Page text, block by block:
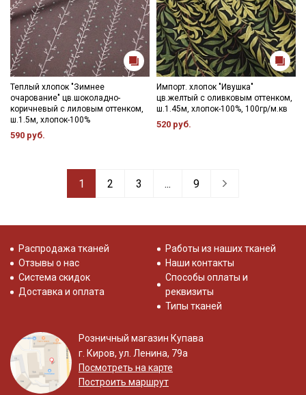
Теплый хлопок "Зимнее
очарование" цв.шоколадно-
коричневый с лиловым оттенком,
ш.1.5м, хлопок-100%
590 руб.
Импорт. хлопок "Ивушка"
цв.желтый с оливковым оттенком,
ш.1.45м, хлопок-100%, 100гр/м.кв
520 руб.
1 2 3 ... 9
Распродажа тканей
Отзывы о нас
Система скидок
Доставка и оплата
Работы из наших тканей
Наши контакты
Способы оплаты и
реквизиты
Типы тканей
Розничный магазин Купава
г. Киров, ул. Ленина, 79а
Посмотреть на карте
Построить маршрут